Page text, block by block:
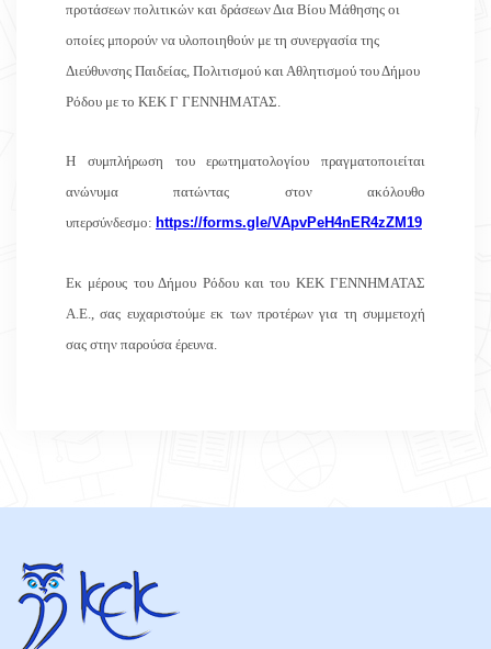
προτάσεων πολιτικών και δράσεων Δια Βίου Μάθησης οι
οποίες μπορούν να υλοποιηθούν με τη συνεργασία της
Διεύθυνσης Παιδείας, Πολιτισμού και Αθλητισμού του Δήμου
Ρόδου με το ΚΕΚ Γ ΓΕΝΝΗΜΑΤΑΣ.
Η συμπλήρωση του ερωτηματολογίου πραγματοποιείται
ανώνυμα πατώντας στον ακόλουθο
υπερσύνδεσμο: https://forms.gle/VApvPeH4nER4zZM19
Εκ μέρους του Δήμου Ρόδου και του ΚΕΚ ΓΕΝΝΗΜΑΤΑΣ
Α.Ε., σας ευχαριστούμε εκ των προτέρων για τη συμμετοχή
σας στην παρούσα έρευνα.